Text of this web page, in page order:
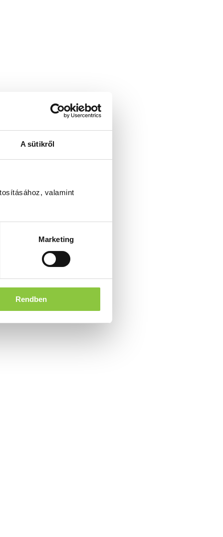
A sütikről
valamint
Marketing
Rendben